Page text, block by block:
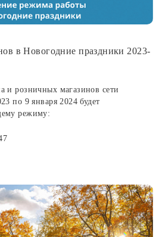
в Новогодние праздники 2023-
и розничных магазинов сети
по 9 января 2024 будет
режиму: